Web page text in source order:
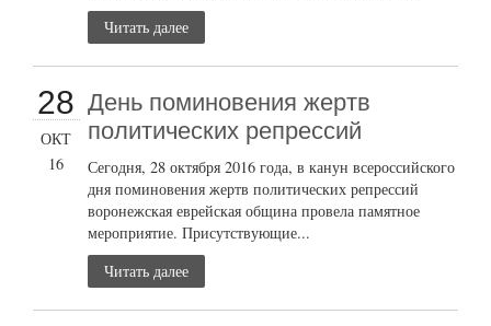
Читать далее
28
ОКТ
16
День поминовения жертв
политических репрессий
Сегодня, 28 октября 2016 года, в канун всероссийского
дня поминовения жертв политических репрессий
воронежская еврейская община провела памятное
мероприятие. Присутствующие...
Читать далее